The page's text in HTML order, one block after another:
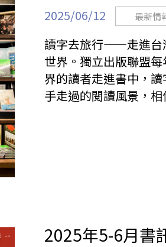
2025/06/12 最新情
讀字去旅行——走進台
世界。獨立出版聯盟
界的讀者走進書中，
手走過的閱讀風景，
2025年5-6月書